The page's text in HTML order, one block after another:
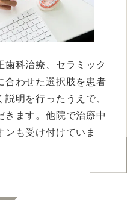
歯科治療、セラミック
合わせた選択肢を患者
明を行ったうえで、
きます。他院で治療中
も受け付けていま